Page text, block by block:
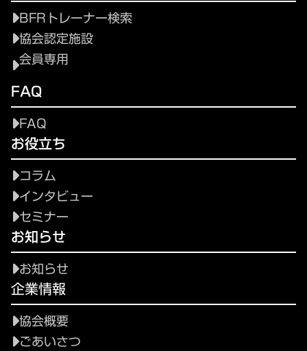
BFRトレーナー検索
協会認定施設
会員専用
FAQ
FAQ
お役立ち
コラム
インタビュー
セミナー
お知らせ
お知らせ
企業情報
協会概要
ごあいさつ